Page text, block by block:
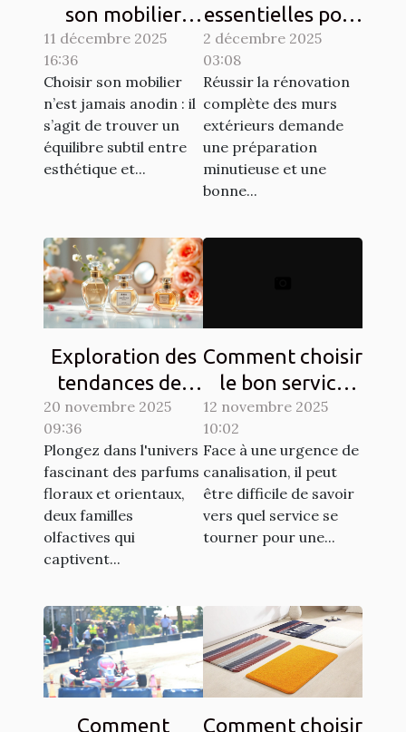
son mobilier
pour allier
esthétique et
durabilité?
11 décembre 2025
16:36
Choisir son mobilier
n’est jamais anodin : il
s’agit de trouver un
équilibre subtil entre
esthétique et...
essentielles pour
la rénovation
complète des
murs extérieurs
2 décembre 2025
03:08
Réussir la rénovation
complète des murs
extérieurs demande
une préparation
minutieuse et une
bonne...
Exploration des
tendances des
parfums floraux
et orientaux
20 novembre 2025
09:36
Plongez dans l'univers
fascinant des parfums
floraux et orientaux,
deux familles
olfactives qui
captivent...
Comment choisir
le bon service
pour vos
urgences de
canalisation ?
12 novembre 2025
10:02
Face à une urgence de
canalisation, il peut
être difficile de savoir
vers quel service se
tourner pour une...
Comment
Comment choisir